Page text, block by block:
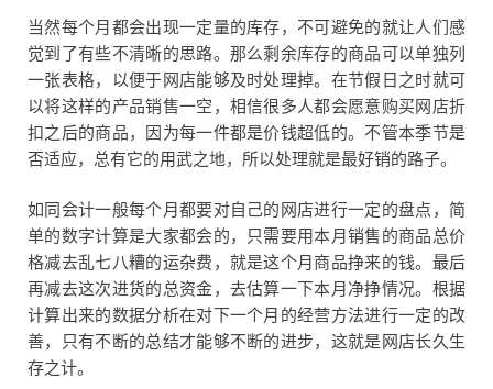
当然每个月都会出现一定量的库存，不可避免的就让人们感
觉到了有些不清晰的思路。那么剩余库存的商品可以单独列
一张表格，以便于网店能够及时处理掉。在节假日之时就可
以将这样的产品销售一空，相信很多人都会愿意购买网店折
扣之后的商品，因为每一件都是价钱超低的。不管本季节是
否适应，总有它的用武之地，所以处理就是最好销的路子。
如同会计一般每个月都要对自己的网店进行一定的盘点，简
单的数字计算是大家都会的，只需要用本月销售的商品总价
格减去乱七八糟的运杂费，就是这个月商品挣来的钱。最后
再减去这次进货的总资金，去估算一下本月净挣情况。根据
计算出来的数据分析在对下一个月的经营方法进行一定的改
善，只有不断的总结才能够不断的进步，这就是网店长久生
存之计。